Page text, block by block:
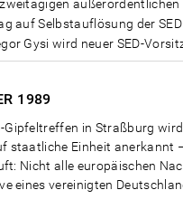
auf Selbstauflösung der
Gysi wird neuer SED-
1989
Gipfeltreffen in Straßburg
staatliche Einheit anerkannt
Nicht alle europäischen
eines vereinigten